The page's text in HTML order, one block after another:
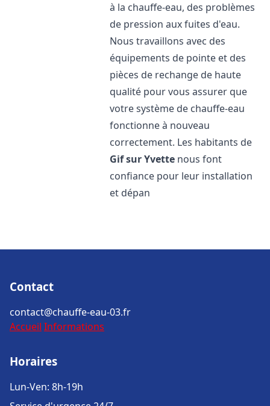
à la chauffe-eau, des problèmes
de pression aux fuites d'eau.
Nous travaillons avec des
équipements de pointe et des
pièces de rechange de haute
qualité pour vous assurer que
votre système de chauffe-eau
fonctionne à nouveau
correctement. Les habitants de
Gif sur Yvette nous font
confiance pour leur installation
et dépan
Contact
contact@chauffe-eau-03.fr
Accueil Informations
Horaires
Lun-Ven: 8h-19h